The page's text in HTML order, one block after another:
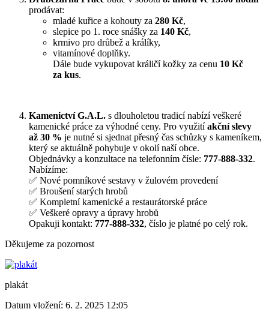
prodávat:
mladé kuřice a kohouty za 280 Kč,
slepice po 1. roce snášky za 140 Kč,
krmivo pro drůbež a králíky,
vitamínové doplňky.
Dále bude vykupovat králičí kožky za cenu 10 Kč
za kus.
Kamenictví G.A.L. s dlouholetou tradicí nabízí veškeré
kamenické práce za výhodné ceny. Pro využitíakční slevy
až 30 % je nutné si sjednat přesný čas schůzky s kameníkem,
který se aktuálně pohybuje v okolí naší obce.
Objednávky a konzultace na telefonním čísle: 777-888-332.
Nabízíme:
✅ Nové pomníkové sestavy v žulovém provedení
✅ Broušení starých hrobů
✅ Kompletní kamenické a restaurátorské práce
✅ Veškeré opravy a úpravy hrobů
Opakuji kontakt: 777-888-332, číslo je platné po celý rok.
Děkujeme za pozornost
plakát
Datum vložení: 6. 2. 2025 12:05